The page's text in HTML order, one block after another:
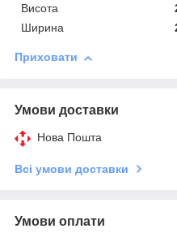
Висота
Ширина
Приховати
Умови доставки
Нова Пошта
Всі умови доставки
Умови оплати